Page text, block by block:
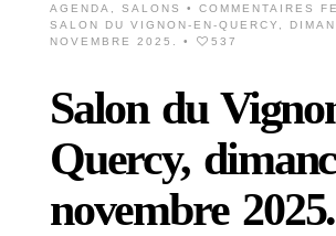
AGENDA
SALONS • COMMENTAIRES
SALON DU VIGNON-EN-QUERCY,
NOVEMBRE 2025.
• 537
Salon du
Quercy,
novembre 2025.